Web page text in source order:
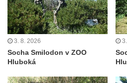
domě čp. 37 v ulici Betlém v
Pomník na paměť zrušení roboty v
Socha vodníka v Plavu
Socha svatého Jana
Třebušíně
Pamětní deska Johanna
3. 8. 2026
Socha Smilodon v ZOO
Hluboká